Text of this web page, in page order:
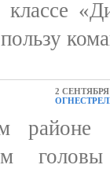
2 СЕНТЯБРЯ